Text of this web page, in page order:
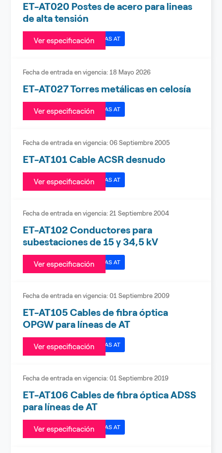
ET-AT020 Postes de acero para lineas
de alta tensión
ESPECIFICACIONES TÉCNICAS AT
Ver especificación
Fecha de entrada en vigencia:18 Mayo 2026
ET-AT027 Torres metálicas en celosía
ESPECIFICACIONES TÉCNICAS AT
Ver especificación
Fecha de entrada en vigencia:06 Septiembre 2005
ET-AT101 Cable ACSR desnudo
ESPECIFICACIONES TÉCNICAS AT
Ver especificación
Fecha de entrada en vigencia:21 Septiembre 2004
ET-AT102 Conductores para
subestaciones de 15 y 34,5 kV
ESPECIFICACIONES TÉCNICAS AT
Ver especificación
Fecha de entrada en vigencia:01 Septiembre 2009
ET-AT105 Cables de fibra óptica
OPGW para líneas de AT
ESPECIFICACIONES TÉCNICAS AT
Ver especificación
Fecha de entrada en vigencia:01 Septiembre 2019
ET-AT106 Cables de fibra óptica ADSS
para líneas de AT
ESPECIFICACIONES TÉCNICAS AT
Ver especificación